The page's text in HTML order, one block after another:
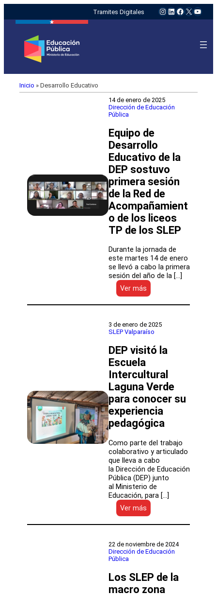
Tramites Digitales Instagram
LinkedIn
Facebook
X
Inicio » Desarrollo Educativo
14 de enero de 2025
Dirección de Educación
Pública
Equipo de
Desarrollo
Educativo de la
DEP sostuvo
primera sesión
de la Red de
Acompañamient
o de los liceos
TP de los SLEP
Durante la jornada de
este martes 14 de enero
se llevó a cabo la primera
sesión del año de la […]
Ver más
Equipo
de
Educativo
de
DEP
sesión
de
la
Red
de
Acompañamiento
de
liceos
TP
de
los
SLEP
3 de enero de 2025
SLEP Valparaíso
DEP visitó la
Escuela
Intercultural
Laguna Verde
para conocer su
experiencia
pedagógica
Como parte del trabajo
colaborativo y articulado
que lleva a cabo
la Dirección de Educación
Pública (DEP) junto
al Ministerio de
Educación, para […]
Ver más
DEP
visitó
Escuela
Intercultural
para
conocer
22 de noviembre de 2024
Dirección de Educación
Pública
Los SLEP de la
macro zona